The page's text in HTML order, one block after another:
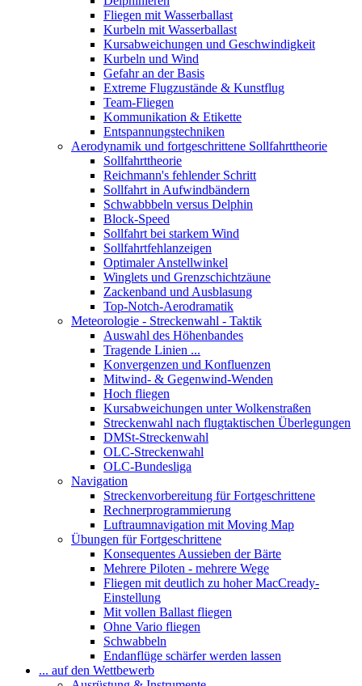
Fliegen mit Wasserballast
Kurbeln mit Wasserballast
Kursabweichungen und Geschwindigkeit
Kurbeln und Wind
Gefahr an der Basis
Extreme Flugzustände & Kunstflug
Team-Fliegen
Kommunikation & Etikette
Entspannungstechniken
Aerodynamik und fortgeschrittene Sollfahrttheorie
Sollfahrttheorie
Reichmann's fehlender Schritt
Sollfahrt in Aufwindbändern
Schwabbbeln versus Delphin
Block-Speed
Sollfahrt bei starkem Wind
Sollfahrtfehlanzeigen
Optimaler Anstellwinkel
Winglets und Grenzschichtzäune
Zackenband und Ausblasung
Top-Notch-Aerodramatik
Meteorologie - Streckenwahl - Taktik
Auswahl des Höhenbandes
Tragende Linien ...
Konvergenzen und Konfluenzen
Mitwind- & Gegenwind-Wenden
Hoch fliegen
Kursabweichungen unter Wolkenstraßen
Streckenwahl nach flugtaktischen Überlegungen
DMSt-Streckenwahl
OLC-Streckenwahl
OLC-Bundesliga
Navigation
Streckenvorbereitung für Fortgeschrittene
Rechnerprogrammierung
Luftraumnavigation mit Moving Map
Übungen für Fortgeschrittene
Konsequentes Aussieben der Bärte
Mehrere Piloten - mehrere Wege
Fliegen mit deutlich zu hoher MacCready-
Einstellung
Mit vollen Ballast fliegen
Ohne Vario fliegen
Schwabbeln
Endanflüge schärfer werden lassen
... auf den Wettbewerb